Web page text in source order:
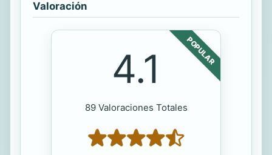
Valoración
POPULAR
4.1
89 Valoraciones Totales